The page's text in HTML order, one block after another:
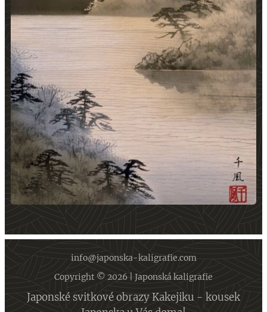
info@japonska-kaligrafie.com
Copyright © 2026 | Japonská kaligrafie
Japonské svitkové obrazy Kakejiku - kousek